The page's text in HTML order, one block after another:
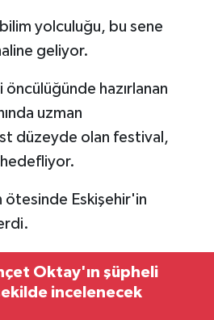
bilim yolculuğu, bu sene
geliyor.
öncülüğünde hazırlanan
uzman
düzeyde olan festival,
hedefliyor.
ötesinde Eskişehir'in
Oktay'ın şüpheli
incelenecek